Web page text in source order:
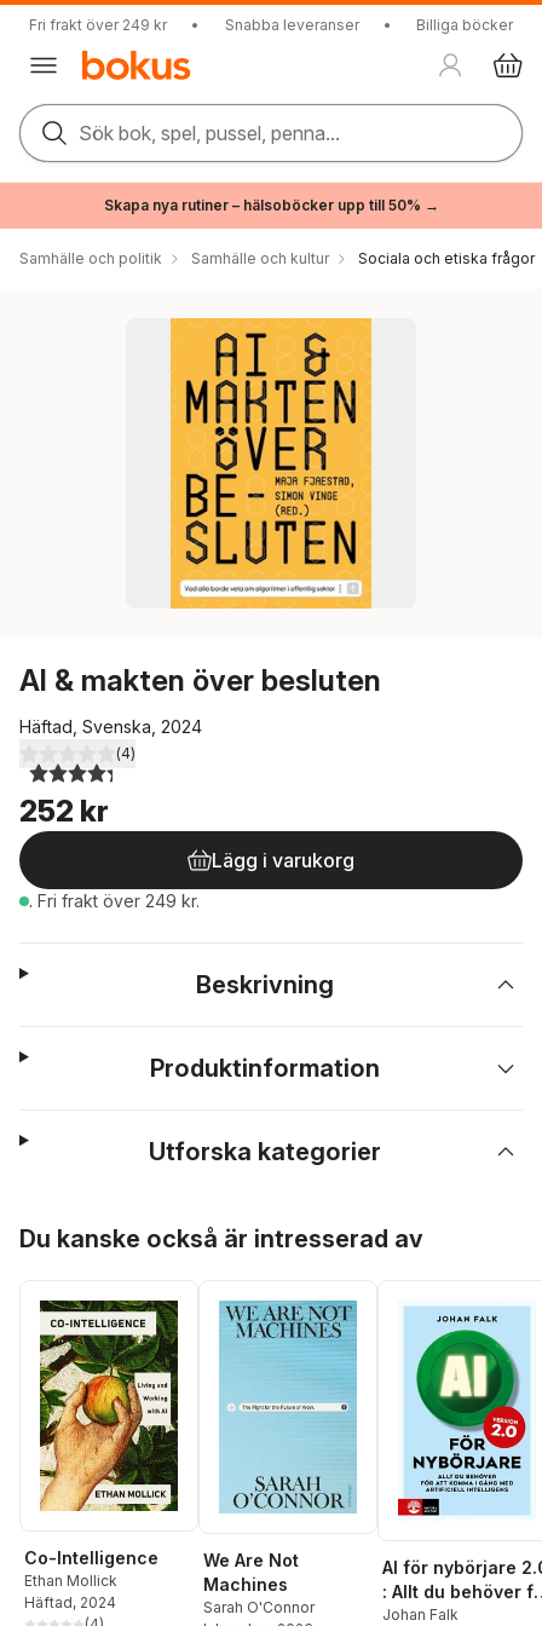
Fri frakt över 249 kr • Snabba leveranser • Billiga böcker
Sök bok, spel, pussel, penna...
Skapa nya rutiner – hälsoböcker upp till 50% →
Samhälle och politik Samhälle och kultur Sociala och etiska frågor
AI & makten över besluten
Häftad, Svenska, 2024
4,3utav 5 stjärnor. Totalt antal röster:
(4)
252 kr
Lägg i varukorg
. Fri frakt över 249 kr.
Beskrivning
Produktinformation
Utforska kategorier
Du kanske också är intresserad av
Co-Intelligence
Ethan Mollick
Häftad, 2024
We Are Not
Machines
Sarah O'Connor
AI för nybörjare
: Allt du behöver
att komma i gång
Johan Falk